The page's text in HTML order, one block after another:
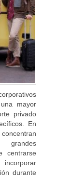
mayor
privado
En
grandes
centrarse
durante